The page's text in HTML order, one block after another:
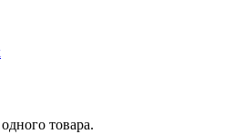
товара.